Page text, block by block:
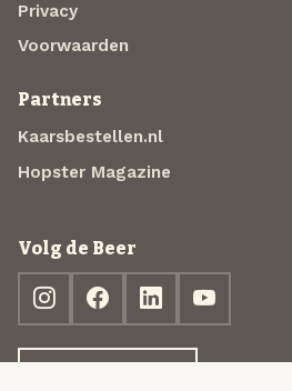
Privacy
Voorwaarden
Partners
Kaarsbestellen.nl
Hopster Magazine
Volg de Beer